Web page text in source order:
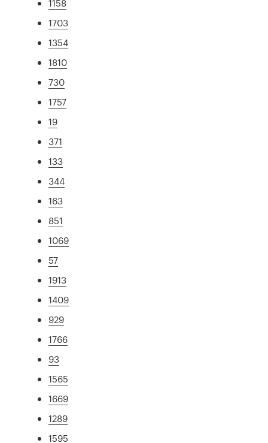
1158
1703
1354
1810
730
1757
19
371
133
344
163
851
1069
57
1913
1409
929
1766
93
1565
1669
1289
1595